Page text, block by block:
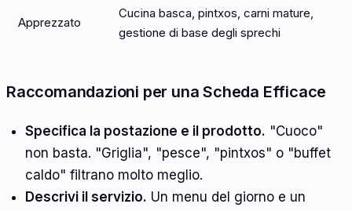
Apprezzato
Cucina basca, pintxos, carni mature,
gestione di base degli sprechi
Raccomandazioni per una Scheda Efficace
Specifica la postazione e il prodotto. "Cuoco"
non basta. "Griglia", "pesce", "pintxos" o "buffet
caldo" filtrano molto meglio.
Descrivi il servizio. Un menu del giorno e un